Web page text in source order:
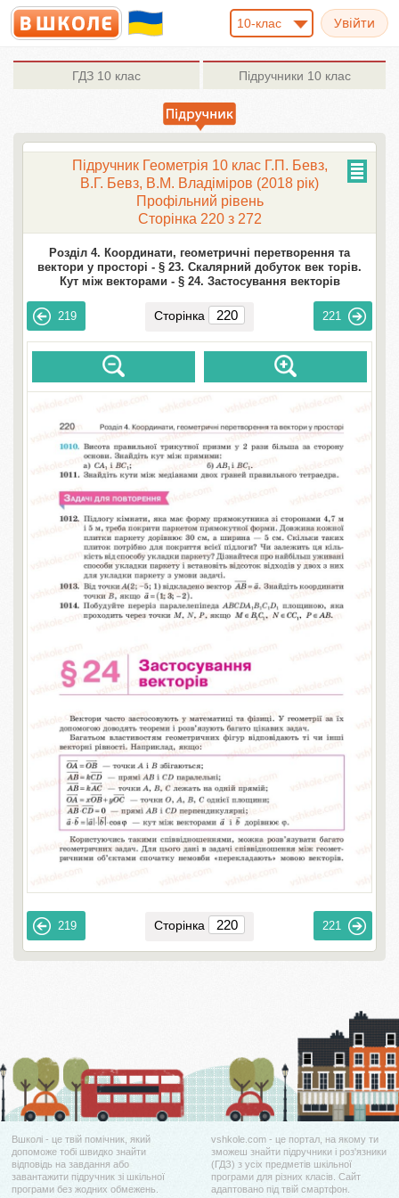
10-клас
ГДЗ 10 клас Підручники 10 клас
Підручник Геометрія 10 клас Г.П. Бевз,
В.Г. Бевз, В.М. Владіміров (2018 рік)
Профільний рівень
Сторінка 220 з 272
Розділ 4. Координати, геометричні перетворення та
вектори у просторі - § 23. Скалярний добуток век торів.
Кут між векторами - § 24. Застосування векторів
219 Сторінка 221
219 Сторінка 221
Вшколі - це твій помічник, який
допоможе тобі швидко знайти
відповідь на завдання або
завантажити підручник зі шкільної
програми без жодних обмежень.
vshkole.com - це портал, на якому ти
зможеш знайти підручники і роз'язники
(ГДЗ) з усіх предметів шкільної
програми для різних класів. Сайт
адаптовано під твій смартфон.